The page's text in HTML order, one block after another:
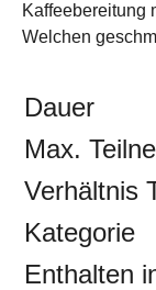
Kaffeebereitung
Welchen
Dauer
Max.
Verhältnis
Kategorie
Enthalten